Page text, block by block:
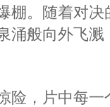
棚。随着对
涌般向外飞
，片中每一